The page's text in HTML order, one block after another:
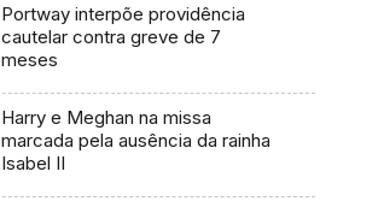
Portway interpõe providência
cautelar contra greve de 7
meses
Harry e Meghan na missa
marcada pela ausência da rainha
Isabel II